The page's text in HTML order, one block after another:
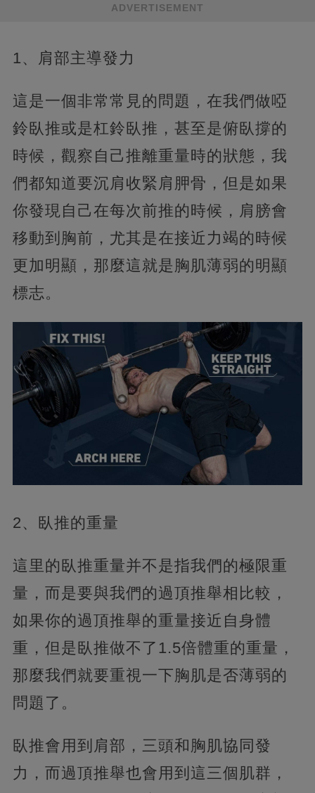
ADVERTISEMENT
1、肩部主導發力
這是一個非常常見的問題，在我們做啞
鈴臥推或是杠鈴臥推，甚至是俯臥撐的
時候，觀察自己推離重量時的狀態，我
們都知道要沉肩收緊肩胛骨，但是如果
你發現自己在每次前推的時候，肩膀會
移動到胸前，尤其是在接近力竭的時候
更加明顯，那麼這就是胸肌薄弱的明顯
標志。
2、臥推的重量
這里的臥推重量并不是指我們的極限重
量，而是要與我們的過頂推舉相比較，
如果你的過頂推舉的重量接近自身體
重，但是臥推做不了1.5倍體重的重量，
那麼我們就要重視一下胸肌是否薄弱的
問題了。
臥推會用到肩部，三頭和胸肌協同發
力，而過頂推舉也會用到這三個肌群，